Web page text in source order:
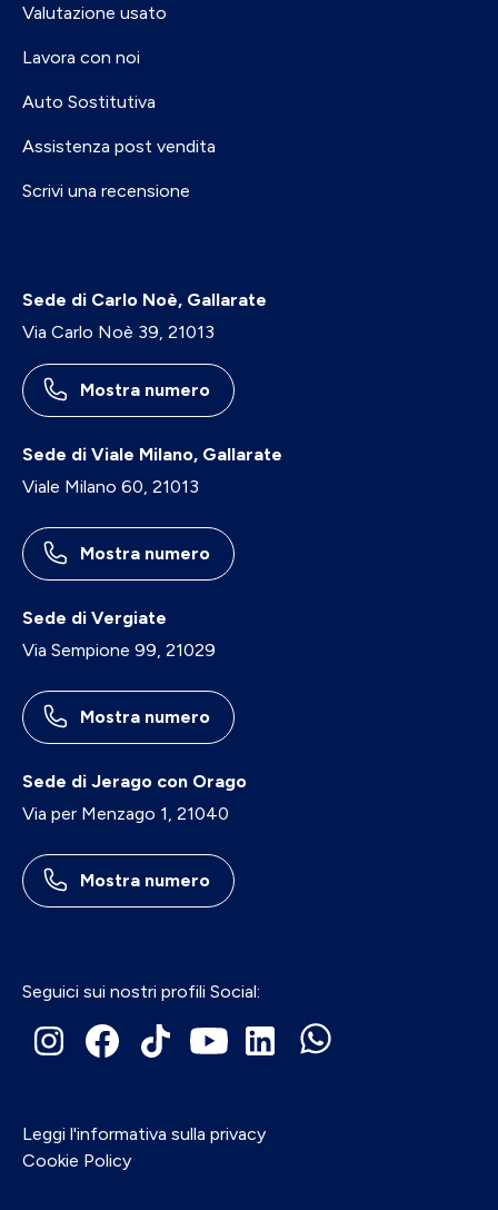
Valutazione usato
Lavora con noi
Auto Sostitutiva
Assistenza post vendita
Scrivi una recensione
Sede di Carlo Noè, Gallarate
Via Carlo Noè 39, 21013
Mostra numero
Sede di Viale Milano, Gallarate
Viale Milano 60, 21013
Mostra numero
Sede di Vergiate
Via Sempione 99, 21029
Mostra numero
Sede di Jerago con Orago
Via per Menzago 1, 21040
Mostra numero
Seguici sui nostri profili Social:
Leggi l'informativa sulla privacy
Cookie Policy